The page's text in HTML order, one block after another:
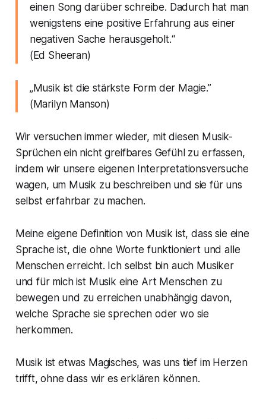
einen Song darüber schreibe. Dadurch hat man
wenigstens eine positive Erfahrung aus einer
negativen Sache herausgeholt.“
(Ed Sheeran)
„Musik ist die stärkste Form der Magie.”
(Marilyn Manson)
Wir versuchen immer wieder, mit diesen Musik-
Sprüchen ein nicht greifbares Gefühl zu erfassen,
indem wir unsere eigenen Interpretationsversuche
wagen, um Musik zu beschreiben und sie für uns
selbst erfahrbar zu machen.
Meine eigene Definition von Musik ist, dass sie eine
Sprache ist, die ohne Worte funktioniert und alle
Menschen erreicht. Ich selbst bin auch Musiker
und für mich ist Musik eine Art Menschen zu
bewegen und zu erreichen unabhängig davon,
welche Sprache sie sprechen oder wo sie
herkommen.
Musik ist etwas Magisches, was uns tief im Herzen
trifft, ohne dass wir es erklären können.